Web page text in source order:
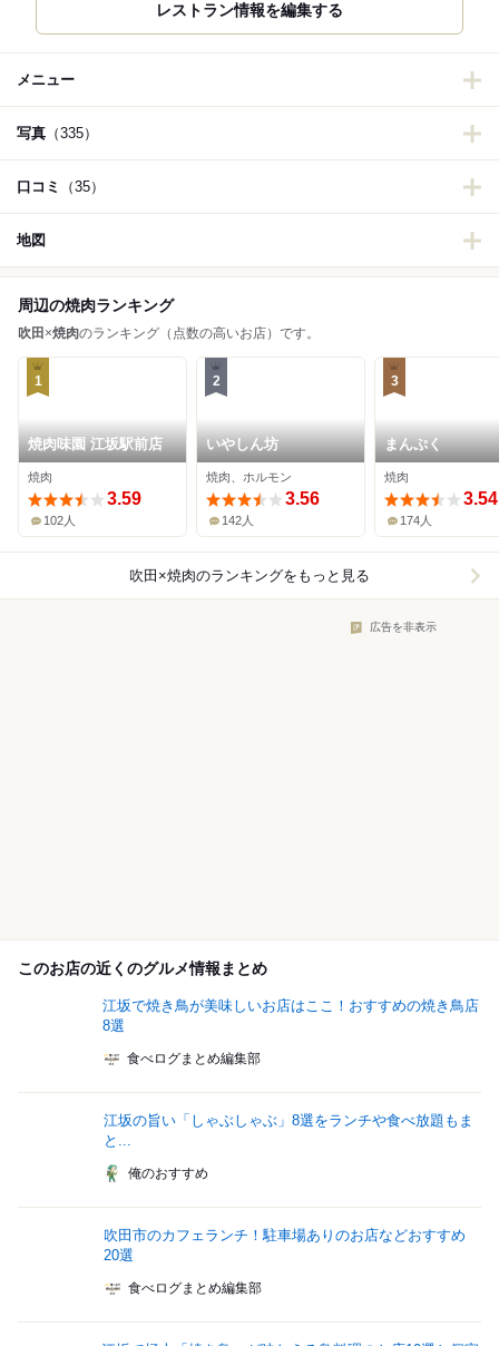
レストラン情報を編集する
メニュー
写真 （335）
口コミ （35）
地図
周辺の焼肉ランキング
吹田 ×焼肉のランキング（点数の高いお店）です。
1
焼肉味園 江坂駅前店
焼肉
3.59
102人
2
いやしん坊
焼肉、ホルモン
3.56
142人
3
まんぷく
焼肉
3.54
174人
吹田×焼肉のランキングをもっと見る
広告を非表示
このお店の近くのグルメ情報まとめ
江坂で焼き鳥が美味しいお店はここ！おすすめの焼き鳥店
8選
食べログまとめ編集部
江坂の旨い「しゃぶしゃぶ」8選をランチや食べ放題もま
と...
俺のおすすめ
吹田市のカフェランチ！駐車場ありのお店などおすすめ
20選
食べログまとめ編集部